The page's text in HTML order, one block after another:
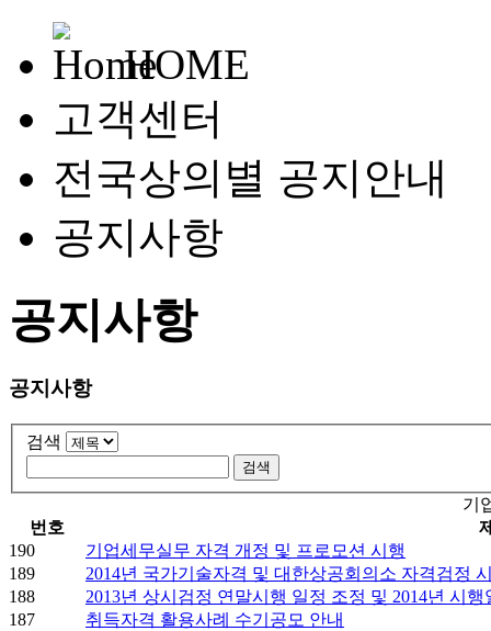
HOME
고객센터
전국상의별 공지안내
공지사항
공지사항
공지사항
검색
기
번호
190
기업세무실무 자격 개정 및 프로모션 시행
189
2014년 국가기술자격 및 대한상공회의소 자격검정
188
2013년 상시검정 연말시행 일정 조정 및 2014년 시행
187
취득자격 활용사례 수기공모 안내